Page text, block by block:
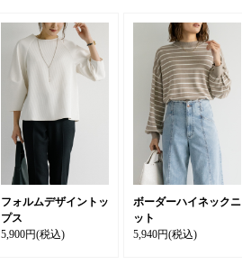
フォルムデザイントッ
プス
5,900円(税込)
ボーダーハイネックニ
ット
5,940円(税込)